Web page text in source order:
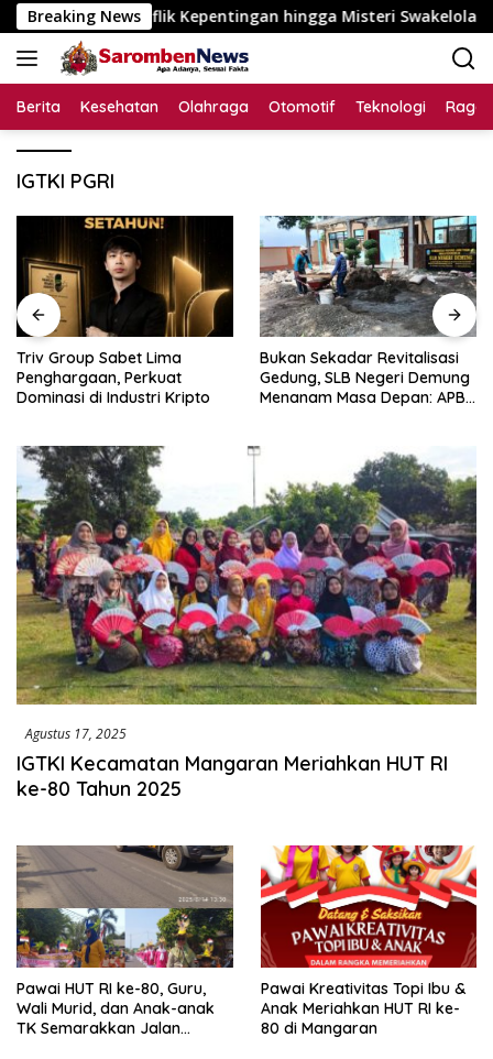
Langsung
ke
konten
Breaking News
Konflik Kepentingan hingga Misteri Swakelola Petani
Berita Kesehatan Olahraga Otomotif Teknologi
IGTKI PGRI
Triv Group Sabet Lima
Penghargaan, Perkuat
Dominasi di Industri Kripto
Bukan Sekadar Revitalisasi
Gedung, SLB Negeri Demung
Menanam Masa Depan: APBN
Khusus Menjadi Kemandirian
Agustus 17, 2025
IGTKI Kecamatan Mangaran Meriahkan HUT RI
ke-80 Tahun 2025
Pawai HUT RI ke-80, Guru,
Wali Murid, dan Anak-anak
TK Semarakkan Jalan
Pawai Kreativitas Topi Ibu &
Anak Meriahkan HUT RI ke-
80 di Mangaran